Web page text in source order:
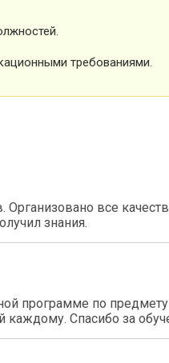
требованиями.
все
знания.
программе по
каждому. Спасибо за